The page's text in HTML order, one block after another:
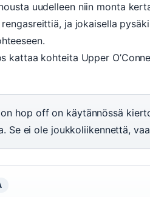
uudelleen niin monta
ja jokaisella
kattaa kohteita Upper
hop off on käytännössä
Se ei ole joukkoliikennettä,